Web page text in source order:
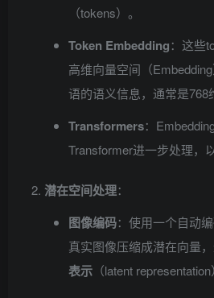
（tokens）。
Token Embedding：这些
高维向量空间（
语的语义信息，通常是768
Transformers：
Transformer进一步处理，
潜在空间处理：
图像编码：使用一个自动
真实图像压缩成潜在向量
表示 （latent representation